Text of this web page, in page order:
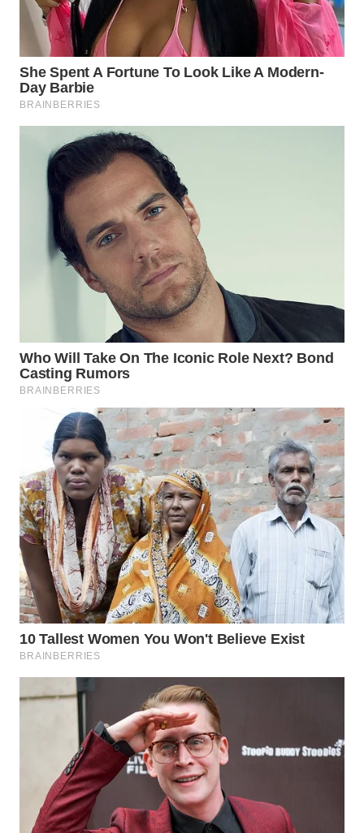
SUMEDANG
WN
CIANJUR
KEPULAUAN
SERIBU
WN
TANGERANG
WN
WN
INDRAMAYU
WN
KUNINGAN
WN
MAJALENGKA
WN
SUBANG
WN
SUKABUMI
WN
PURWAKARTA
PRIANGAN
TIMUR
WN